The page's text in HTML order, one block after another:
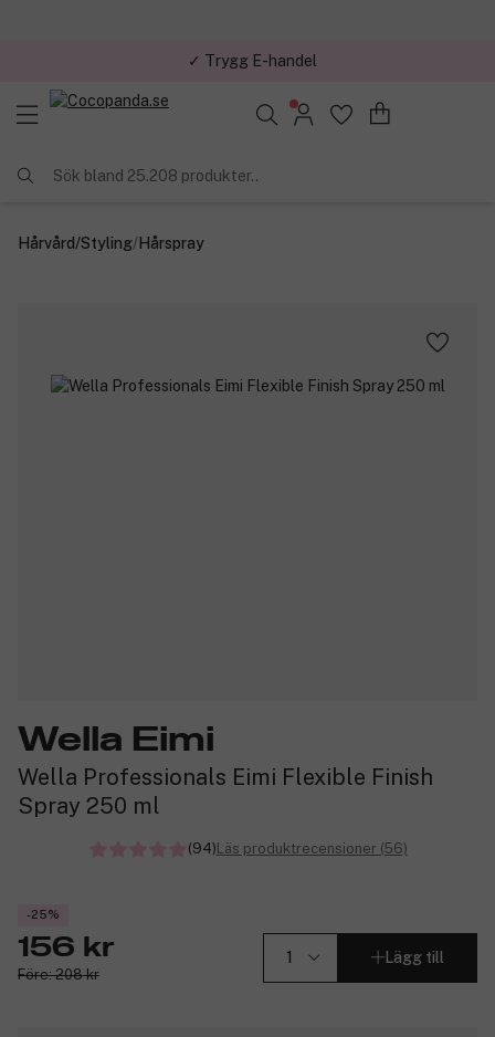
✓ Trygg E-handel
Sök bland 25.208 produkter..
Hårvård/Styling/Hårspray
Wella Eimi
Wella Professionals Eimi Flexible Finish
Spray 250 ml
(94) Läs produktrecensioner (56)
-25%
156 kr
Före: 208 kr
Lägg till